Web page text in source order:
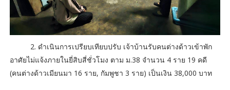
2. ดำเนินการเปรียบเทียบปรับ เจ้าบ้านรับคนต่างด้าวเข้าพัก
อาศัยไม่แจ้งภายในยี่สิบสี่ชั่วโมง ตาม ม.38 จำนวน 4 ราย 19 คดี
(คนต่างด้าวเมียนมา 16 ราย, กัมพูชา 3 ราย) เป็นเงิน 38,000 บาท